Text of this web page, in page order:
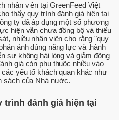
nhân viên tại GreenFeed Việt
thấy quy trình đánh giá hiện tại
ty đã áp dụng một số phương
hiện vẫn chưa đồng bộ và thiếu
nhiều nhân viên cho rằng "quy
ánh đúng năng lực và thành
sự không hài lòng và giảm động
giá còn phụ thuộc nhiều vào
yếu tố khách quan khác như
sách của Nhà nước.
trình đánh giá hiện tại